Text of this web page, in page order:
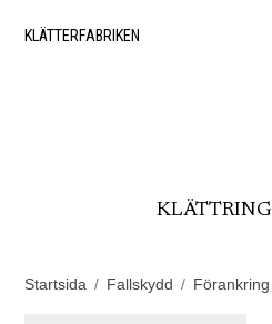
KLÄTTERFABRIKEN
KLÄTTRING
Startsida / Fallskydd / Förankring